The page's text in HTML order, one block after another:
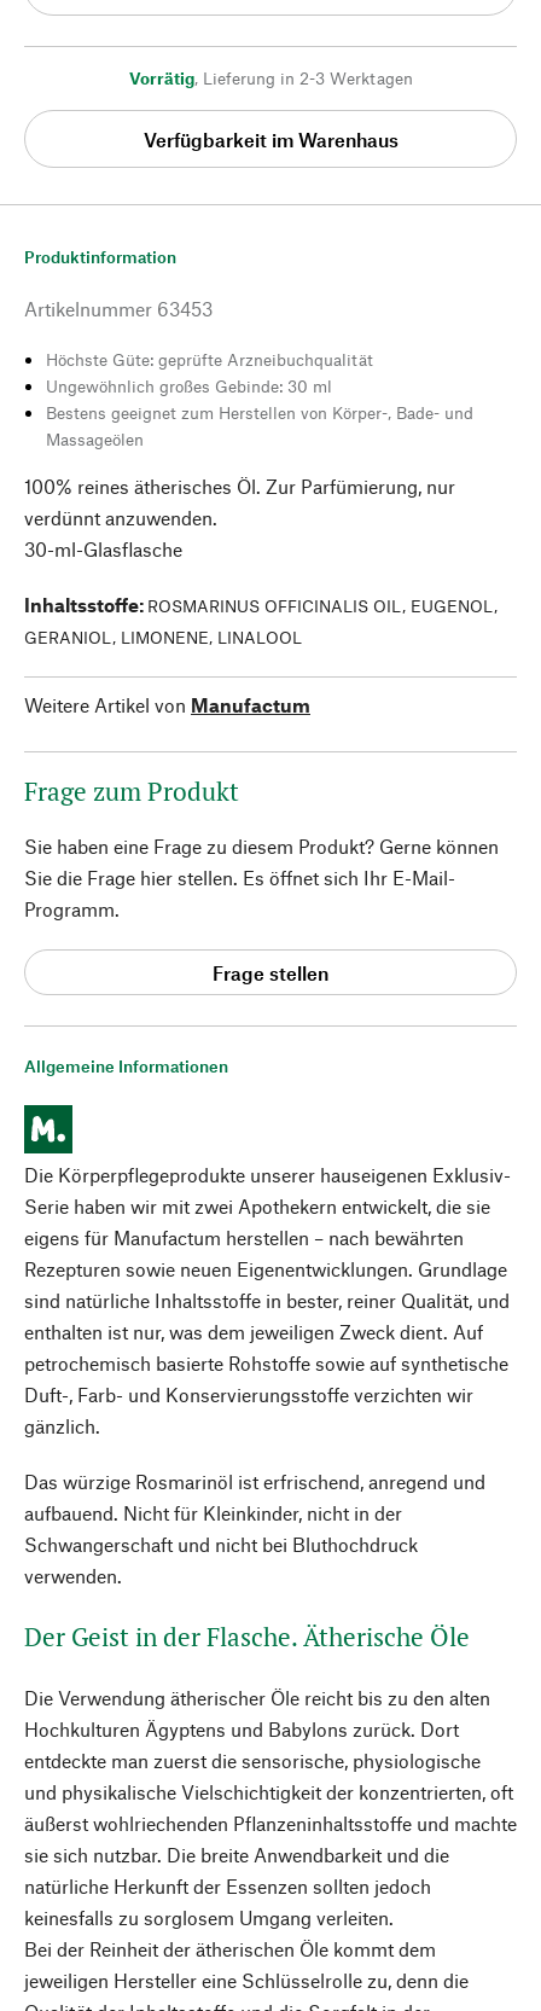
Vorrätig, Lieferung in 2-3 Werktagen
Verfügbarkeit im Warenhaus
Allgemeine Informationen
Die Körperpflegeprodukte unserer hauseigenen Exklusiv-
Serie haben wir mit zwei Apothekern entwickelt, die sie
eigens für Manufactum herstellen – nach bewährten
Rezepturen sowie neuen Eigenentwicklungen. Grundlage
sind natürliche Inhaltsstoffe in bester, reiner Qualität, und
enthalten ist nur, was dem jeweiligen Zweck dient. Auf
petrochemisch basierte Rohstoffe sowie auf synthetische
Duft-, Farb- und Konservierungsstoffe verzichten wir
gänzlich.
Das würzige Rosmarinöl ist erfrischend, anregend und
aufbauend. Nicht für Kleinkinder, nicht in der
Schwangerschaft und nicht bei Bluthochdruck
verwenden.
Der Geist in der Flasche. Ätherische Öle
Die Verwendung ätherischer Öle reicht bis zu den alten
Hochkulturen Ägyptens und Babylons zurück. Dort
entdeckte man zuerst die sensorische, physiologische
und physikalische Vielschichtigkeit der konzentrierten, oft
äußerst wohlriechenden Pflanzeninhaltsstoffe und machte
sie sich nutzbar. Die breite Anwendbarkeit und die
natürliche Herkunft der Essenzen sollten jedoch
keinesfalls zu sorglosem Umgang verleiten.
Bei der Reinheit der ätherischen Öle kommt dem
jeweiligen Hersteller eine Schlüsselrolle zu, denn die
Produktinformation
Artikelnummer 63453
Höchste Güte: geprüfte Arzneibuchqualität
Ungewöhnlich großes Gebinde: 30 ml
Bestens geeignet zum Herstellen von Körper-, Bade- und
Massageölen
100% reines ätherisches Öl. Zur Parfümierung, nur
verdünnt anzuwenden.
30-ml-Glasflasche
Inhaltsstoffe: ROSMARINUS OFFICINALIS OIL, EUGENOL,
GERANIOL, LIMONENE, LINALOOL
Weitere Artikel von Manufactum
Frage zum Produkt
Sie haben eine Frage zu diesem Produkt? Gerne können
Sie die Frage hier stellen. Es öffnet sich Ihr E-Mail-
Programm.
Frage stellen